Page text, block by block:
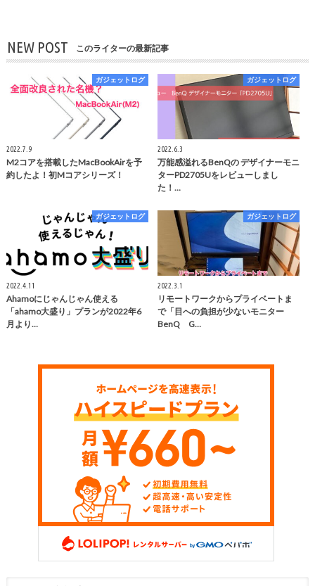
NEW POST このライターの最新記事
ガジェットログ
2022.7.9
M2コアを搭載したMacBookAirを予
約したよ！初Mコアシリーズ！
ガジェットログ
2022.6.3
万能感溢れるBenQの デザイナーモニ
ターPD2705Uをレビューしまし
た！…
ガジェットログ
2022.4.11
Ahamoにじゃんじゃん使える
「ahamo大盛り」プランが2022年6
月より…
ガジェットログ
2022.3.1
リモートワークからプライベートま
で「目への負担が少ないモニター
BenQ G…